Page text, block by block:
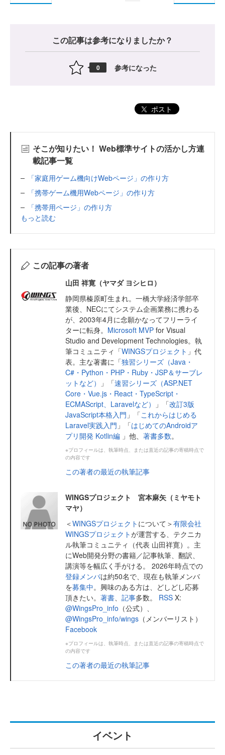
この記事は参考になりましたか？
0 参考になった
ポスト
そこが知りたい！ Web標準サイトの活かし方連
載記事一覧
「家庭用ゲーム機向けWebページ」の作り方
「携帯ゲーム機用Webページ」の作り方
「携帯用ページ」の作り方
もっと読む
この記事の著者
山田 祥寛（ヤマダ ヨシヒロ）
静岡県榛原町生まれ。一橋大学経済学部卒
業後、NECにてシステム企画業務に携わる
が、2003年4月に念願かなってフリーライ
ターに転身。 Microsoft MVP for Visual
Studio and Development Technologies。執
筆コミュニティ「WINGSプロジェクト 」代
表。主な著書に「独習シリーズ（Java・
C#・Python・PHP・Ruby・JSP＆サーブレ
ットなど）
」「速習シリーズ（ASP.NET
Core・Vue.js・React・TypeScript・
ECMAScript、Laravelなど）
」「改訂3版
JavaScript本格入門 」「これからはじめる
Laravel実践入門 」「はじめてのAndroidア
プリ開発 Kotlin編 」他、 著書多数。
※プロフィールは、執筆時点、または直近の記事の寄稿時点で
の内容です
この著者の最近の執筆記事
WINGSプロジェクト 宮本麻矢（ミヤモト
マヤ）
＜WINGSプロジェクト について＞有限会社
WINGSプロジェクトが運営する、テクニカ
ル執筆コミュニティ（代表 山田祥寛）。主
にWeb開発分野の書籍／記事執筆、翻訳、
講演等を幅広く手がける。 2026年時点での
登録メンバは約50名で、現在も執筆メンバ
を募集中。興味のある方は、どしどし応募
頂きたい。 著書、 記事多数。 RSS X:
@WingsPro_info （公式）、
@WingsPro_info/wings （メンバーリスト）
Facebook
※プロフィールは、執筆時点、または直近の記事の寄稿時点で
の内容です
この著者の最近の執筆記事
イベント